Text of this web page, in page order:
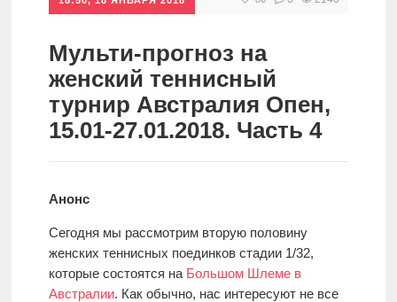
Новости
Стратегии
Школа
Мисс
спорт
Новости
Мульти-прогноз на
женский теннисный
турнир Австралия Опен,
15.01-27.01.2018. Часть 4
Анонс
Сегодня мы рассмотрим вторую половину
женских теннисных поединков стадии 1/32,
которые состоятся на Большом Шлеме в
Австралии. Как обычно, нас интересуют не все